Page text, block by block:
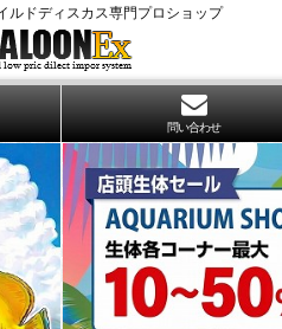
ルドディスカス専門プロショップ
問い合わせ